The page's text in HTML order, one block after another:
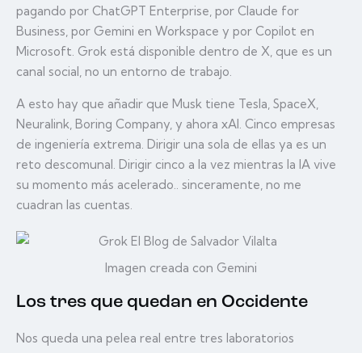
pagando por ChatGPT Enterprise, por Claude for
Business, por Gemini en Workspace y por Copilot en
Microsoft. Grok está disponible dentro de X, que es un
canal social, no un entorno de trabajo.
A esto hay que añadir que Musk tiene Tesla, SpaceX,
Neuralink, Boring Company, y ahora xAI. Cinco empresas
de ingeniería extrema. Dirigir una sola de ellas ya es un
reto descomunal. Dirigir cinco a la vez mientras la IA vive
su momento más acelerado.. sinceramente, no me
cuadran las cuentas.
Imagen creada con Gemini
Los tres que quedan en Occidente
Nos queda una pelea real entre tres laboratorios